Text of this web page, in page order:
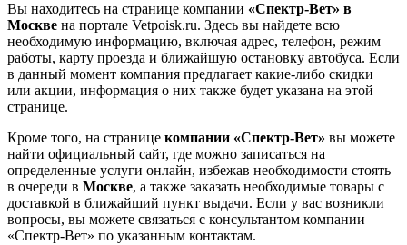
Вы находитесь на странице компании «Спектр-Вет» в
Москве на портале Vetpoisk.ru. Здесь вы найдете всю
необходимую информацию, включая адрес, телефон, режим
работы, карту проезда и ближайшую остановку автобуса. Если
в данный момент компания предлагает какие-либо скидки
или акции, информация о них также будет указана на этой
странице.
Кроме того, на странице компании «Спектр-Вет» вы можете
найти официальный сайт, где можно записаться на
определенные услуги онлайн, избежав необходимости стоять
в очереди в Москве, а также заказать необходимые товары с
доставкой в ближайший пункт выдачи. Если у вас возникли
вопросы, вы можете связаться с консультантом компании
«Спектр-Вет» по указанным контактам.